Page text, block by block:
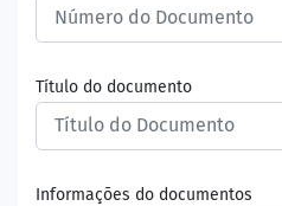
Título do documento
Informações do documentos